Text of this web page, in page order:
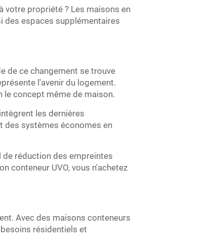
votre propriété ? Les maisons en
des espaces supplémentaires
de ce changement se trouve
l'avenir du logement.
le concept même de maison.
les dernières
des systèmes économes en
de réduction des empreintes
conteneur UVO, vous n'achetez
Avec des maisons conteneurs
résidentiels et